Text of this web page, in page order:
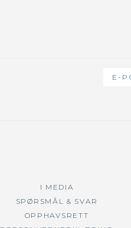
I MEDIA
SPØRSMÅL & SVAR
OPPHAVSRETT